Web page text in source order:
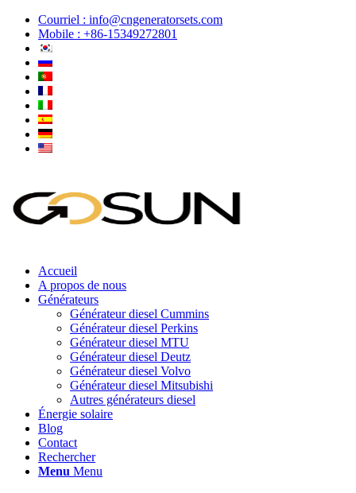
Courriel : info@cngeneratorsets.com
Mobile : +86-15349272801
Accueil
A propos de nous
Générateurs
Générateur diesel Cummins
Générateur diesel Perkins
Générateur diesel MTU
Générateur diesel Deutz
Générateur diesel Volvo
Générateur diesel Mitsubishi
Autres générateurs diesel
Énergie solaire
Blog
Contact
Rechercher
Menu Menu